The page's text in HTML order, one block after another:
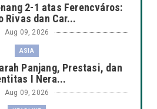
2-1 atas Ferencváros:
Rivas dan Car...
Aug 09, 2026
ASIA
Panjang, Prestasi, dan
I Nera...
Aug 09, 2026